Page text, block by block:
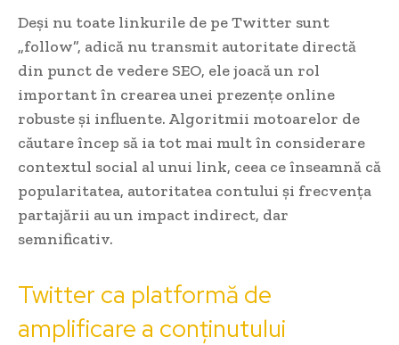
Deși nu toate linkurile de pe Twitter sunt
„follow”, adică nu transmit autoritate directă
din punct de vedere SEO, ele joacă un rol
important în crearea unei prezențe online
robuste și influente. Algoritmii motoarelor de
căutare încep să ia tot mai mult în considerare
contextul social al unui link, ceea ce înseamnă că
popularitatea, autoritatea contului și frecvența
partajării au un impact indirect, dar
semnificativ.
Twitter ca platformă de
amplificare a conținutului